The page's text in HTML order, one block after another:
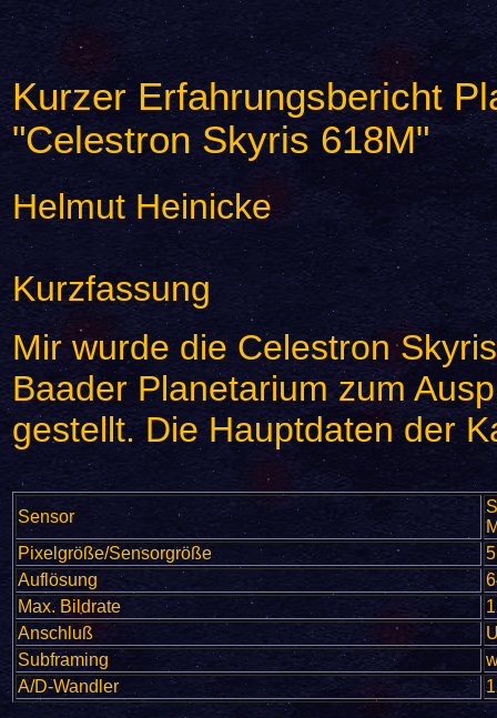
Kurzer Erfahrungsbericht
"Celestron Skyris 618M"
Helmut Heinicke
Kurzfassung
Mir wurde die Celestron
Baader Planetarium zum
gestellt. Die Hauptdaten der
Sensor
Pixelgröße/Sensorgröße
Auflösung
Max. Bildrate
Anschluß
Subframing
A/D-Wandler